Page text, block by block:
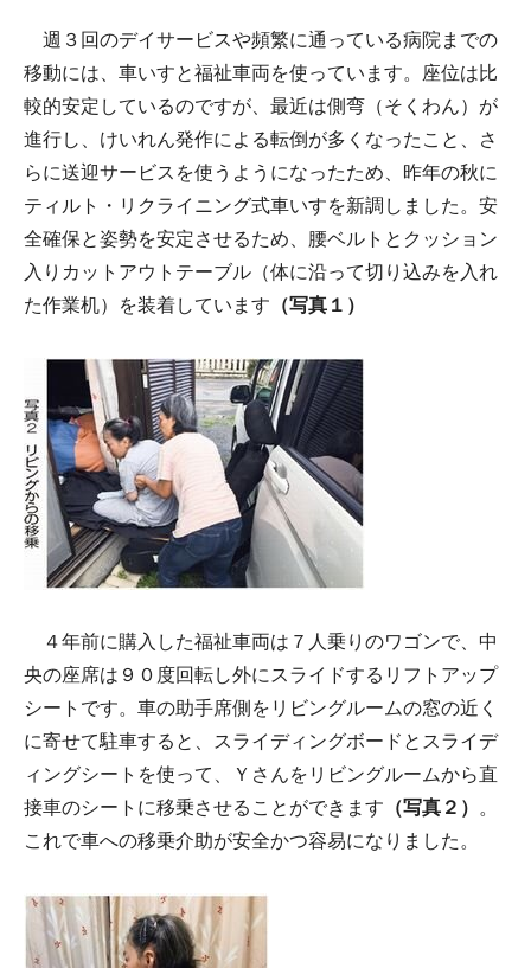
週３回のデイサービスや頻繁に通っている病院までの
移動には、車いすと福祉車両を使っています。座位は比
較的安定しているのですが、最近は側弯（そくわん）が
進行し、けいれん発作による転倒が多くなったこと、さ
らに送迎サービスを使うようになったため、昨年の秋に
ティルト・リクライニング式車いすを新調しました。安
全確保と姿勢を安定させるため、腰ベルトとクッション
入りカットアウトテーブル（体に沿って切り込みを入れ
た作業机）を装着しています （写真１）
４年前に購入した福祉車両は７人乗りのワゴンで、中
央の座席は９０度回転し外にスライドするリフトアップ
シートです。車の助手席側をリビングルームの窓の近く
に寄せて駐車すると、スライディングボードとスライデ
ィングシートを使って、Ｙさんをリビングルームから直
接車のシートに移乗させることができます （写真２）
。
これで車への移乗介助が安全かつ容易になりました。